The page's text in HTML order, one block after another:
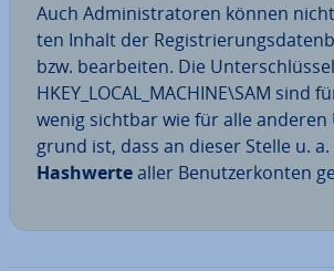
Auch Ad­mi­nis­tra­to­ren können
ten Inhalt der
bzw. be­ar­bei­ten. Die
HKEY_LOCAL_MACHINE\SAM sind
wenig sichtbar wie für alle
grund ist, dass an dieser Stelle u. a.
Hashwertealler Be­nut­zer­kon­ten